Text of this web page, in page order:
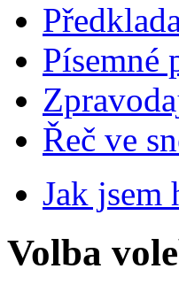
Písemné
Řeč ve
Jak jsem
Volba